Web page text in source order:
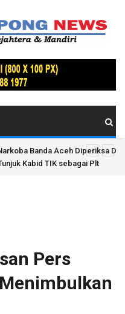
Langit Biru Indonesia ASRI
Demokrat di Pidie Jaya
Pers